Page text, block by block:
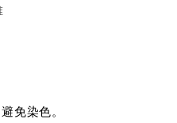
免染色。